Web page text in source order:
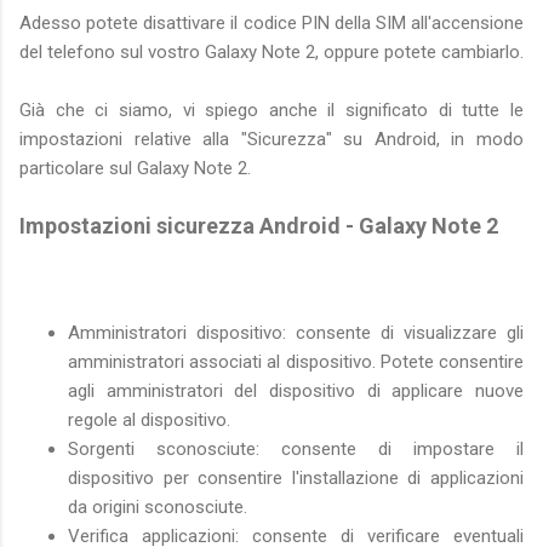
Adesso potete disattivare il codice PIN della SIM all'accensione
del telefono sul vostro Galaxy Note 2, oppure potete cambiarlo.
Già che ci siamo, vi spiego anche il significato di tutte le
impostazioni relative alla "Sicurezza" su Android, in modo
particolare sul Galaxy Note 2.
Impostazioni sicurezza Android - Galaxy Note 2
Amministratori dispositivo: consente di visualizzare gli
amministratori associati al dispositivo. Potete consentire
agli amministratori del dispositivo di applicare nuove
regole al dispositivo.
Sorgenti sconosciute: consente di impostare il
dispositivo per consentire l'installazione di applicazioni
da origini sconosciute.
Verifica applicazioni: consente di verificare eventuali